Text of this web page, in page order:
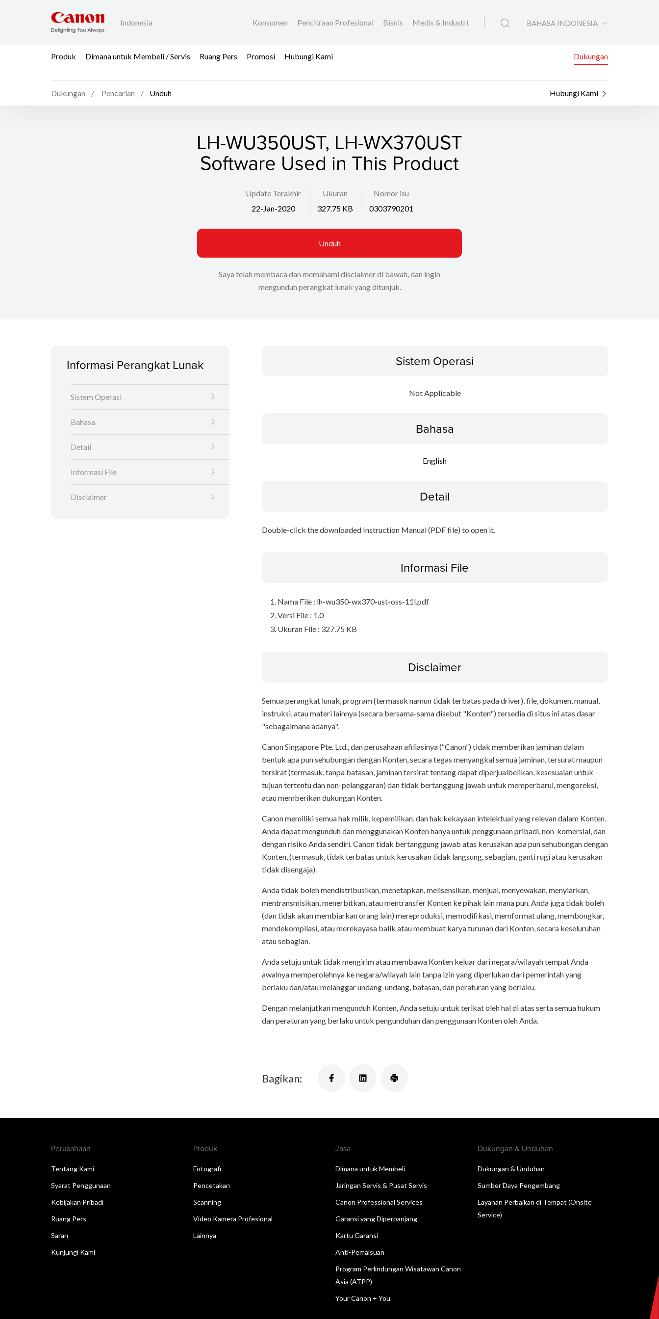
Indonesia Konsumen Pencitraan Profesional Bisnis Medis & Industri BAHASA INDONESIA
Produk Dimana untuk Membeli / Servis Ruang Pers Promosi Hubungi Kami Dukungan
Dukungan Pencarian Unduh Hubungi Kami
LH-WU350UST, LH-WX370UST
Software Used in This Product
Update Terakhir
22-Jan-2020
Ukuran
327.75 KB
Nomor isu
0303790201
Unduh
Saya telah membaca dan memahami disclaimer di bawah, dan ingin
mengunduh perangkat lunak yang ditunjuk.
Informasi Perangkat Lunak
Sistem Operasi
Bahasa
Detail
Informasi File
Disclaimer
Sistem Operasi
Not Applicable
Bahasa
English
Detail
Double-click the downloaded Instruction Manual (PDF file) to open it.
Informasi File
Nama File : lh-wu350-wx370-ust-oss-11l.pdf
Versi File : 1.0
Ukuran File : 327.75 KB
Disclaimer
Semua perangkat lunak, program (termasuk namun tidak terbatas pada driver), file, dokumen, manual,
instruksi, atau materi lainnya (secara bersama-sama disebut "Konten") tersedia di situs ini atas dasar
"sebagaimana adanya".
Canon Singapore Pte. Ltd., dan perusahaan afiliasinya (“Canon”) tidak memberikan jaminan dalam
bentuk apa pun sehubungan dengan Konten, secara tegas menyangkal semua jaminan, tersurat maupun
tersirat (termasuk, tanpa batasan, jaminan tersirat tentang dapat diperjualbelikan, kesesuaian untuk
tujuan tertentu dan non-pelanggaran) dan tidak bertanggung jawab untuk memperbarui, mengoreksi,
atau memberikan dukungan Konten.
Canon memiliki semua hak milik, kepemilikan, dan hak kekayaan intelektual yang relevan dalam Konten.
Anda dapat mengunduh dan menggunakan Konten hanya untuk penggunaan pribadi, non-komersial, dan
dengan risiko Anda sendiri. Canon tidak bertanggung jawab atas kerusakan apa pun sehubungan dengan
Konten, (termasuk, tidak terbatas untuk kerusakan tidak langsung, sebagian, ganti rugi atau kerusakan
tidak disengaja).
Anda tidak boleh mendistribusikan, menetapkan, melisensikan, menjual, menyewakan, menyiarkan,
mentransmisikan, menerbitkan, atau mentransfer Konten ke pihak lain mana pun. Anda juga tidak boleh
(dan tidak akan membiarkan orang lain) mereproduksi, memodifikasi, memformat ulang, membongkar,
mendekompilasi, atau merekayasa balik atau membuat karya turunan dari Konten, secara keseluruhan
atau sebagian.
Anda setuju untuk tidak mengirim atau membawa Konten keluar dari negara/wilayah tempat Anda
awalnya memperolehnya ke negara/wilayah lain tanpa izin yang diperlukan dari pemerintah yang
berlaku dan/atau melanggar undang-undang, batasan, dan peraturan yang berlaku.
Dengan melanjutkan mengunduh Konten, Anda setuju untuk terikat oleh hal di atas serta semua hukum
dan peraturan yang berlaku untuk pengunduhan dan penggunaan Konten oleh Anda.
Bagikan:
Perusahaan
Tentang Kami
Syarat Penggunaan
Kebijakan Pribadi
Ruang Pers
Saran
Kunjungi Kami
Produk
Fotografi
Pencetakan
Scanning
Video Kamera Profesional
Lainnya
Jasa
Dimana untuk Membeli
Jaringan Servis & Pusat Servis
Canon Professional Services
Garansi yang Diperpanjang
Kartu Garansi
Anti-Pemalsuan
Program Perlindungan Wisatawan Canon
Asia (ATPP)
Your Canon + You
Dukungan & Unduhan
Dukungan & Unduhan
Sumber Daya Pengembang
Layanan Perbaikan di Tempat (Onsite
Service)